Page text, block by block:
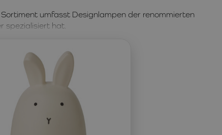
umfasst Designlampen der renommierten
spezialisiert hat.
ein Gefühl von Sicherheit. Es besteht aus
mit seinem sanften Licht für eine ruhige